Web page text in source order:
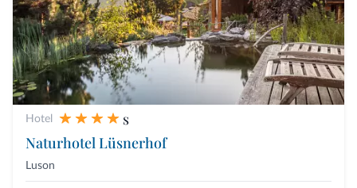
Hotel
s
Naturhotel Lüsnerhof
Luson